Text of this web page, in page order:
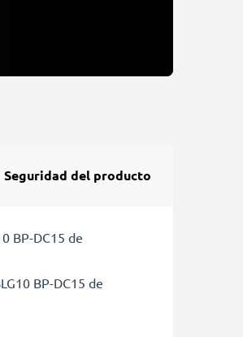
Seguridad del producto
BP-DC15 de
BP-DC15 de